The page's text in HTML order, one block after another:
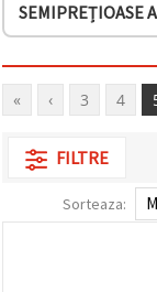
SEMIPREȚIOASE
« ‹ 3 4
FILTRE
Sorteaza: